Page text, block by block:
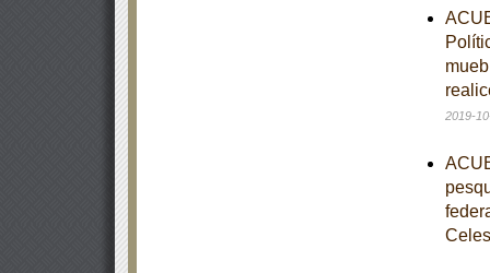
2019-